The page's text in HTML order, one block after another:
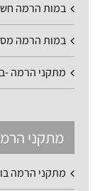
במות הרמה
במות הרמה
מתקני הרמה -
מתקני
מתקני הרמה